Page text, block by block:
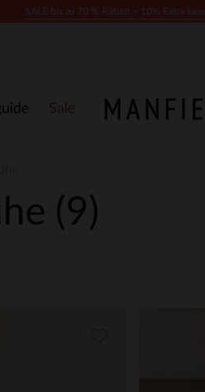
Sale
(9)